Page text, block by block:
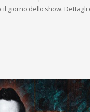
il giorno dello show. Dettagli